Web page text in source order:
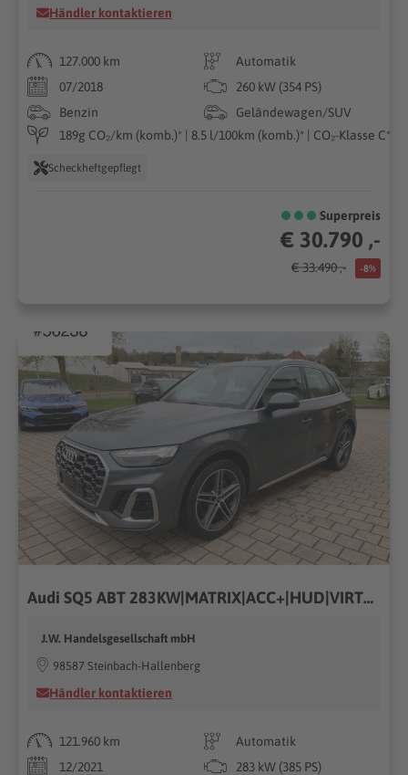
Händler kontaktieren
127.000 km
Automatik
07/2018
260 kW (354 PS)
Benzin
Geländewagen/SUV
189g CO₂/km (komb.)* | 8.5 l/100km (komb.)* | CO₂-Klasse C*
Scheckheftgepflegt
Superpreis
€ 30.790 ,-
€ 33.490 ,- -8%
Audi SQ5 ABT 283KW|MATRIX|ACC+|HUD|VIRTUAL
J.W. Handelsgesellschaft mbH
98587 Steinbach-Hallenberg
Händler kontaktieren
121.960 km
Automatik
12/2021
283 kW (385 PS)